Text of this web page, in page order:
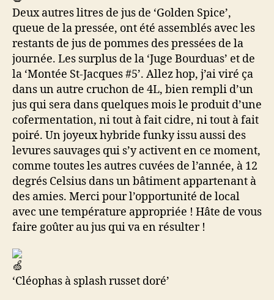
Deux autres litres de jus de ‘Golden Spice’,
queue de la pressée, ont été assemblés avec les
restants de jus de pommes des pressées de la
journée. Les surplus de la ‘Juge Bourduas’ et de
la ‘Montée St-Jacques #5’. Allez hop, j’ai viré ça
dans un autre cruchon de 4L, bien rempli d’un
jus qui sera dans quelques mois le produit d’une
cofermentation, ni tout à fait cidre, ni tout à fait
poiré. Un joyeux hybride funky issu aussi des
levures sauvages qui s’y activent en ce moment,
comme toutes les autres cuvées de l’année, à 12
degrés Celsius dans un bâtiment appartenant à
des amies. Merci pour l’opportunité de local
avec une température appropriée ! Hâte de vous
faire goûter au jus qui va en résulter !
‘Cléophas à splash russet doré’